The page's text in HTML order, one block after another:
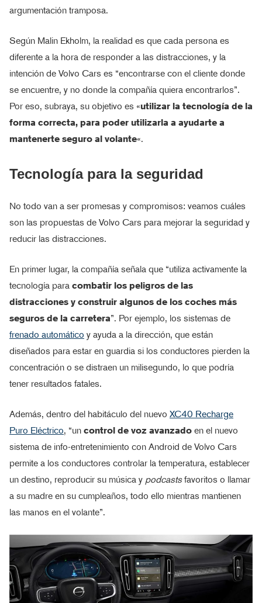
argumentación tramposa.
Según Malin Ekholm, la realidad es que cada persona es
diferente a la hora de responder a las distracciones, y la
intención de Volvo Cars es “encontrarse con el cliente donde
se encuentre, y no donde la compañía quiera encontrarlos”.
Por eso, subraya, su objetivo es «utilizar la tecnología de la
forma correcta, para poder utilizarla a ayudarte a
mantenerte seguro al volante«.
Tecnología para la seguridad
No todo van a ser promesas y compromisos: veamos cuáles
son las propuestas de Volvo Cars para mejorar la seguridad y
reducir las distracciones.
En primer lugar, la compañía señala que “utiliza activamente la
tecnología para combatir los peligros de las
distracciones y construir algunos de los coches más
seguros de la carretera”. Por ejemplo, los sistemas de
frenado automático y ayuda a la dirección, que están
diseñados para estar en guardia si los conductores pierden la
concentración o se distraen un milisegundo, lo que podría
tener resultados fatales.
Además, dentro del habitáculo del nuevo XC40 Recharge
Puro Eléctrico, “un control de voz avanzado en el nuevo
sistema de info-entretenimiento con Android de Volvo Cars
permite a los conductores controlar la temperatura, establecer
un destino, reproducir su música y podcastsfavoritos o llamar
a su madre en su cumpleaños, todo ello mientras mantienen
las manos en el volante”.